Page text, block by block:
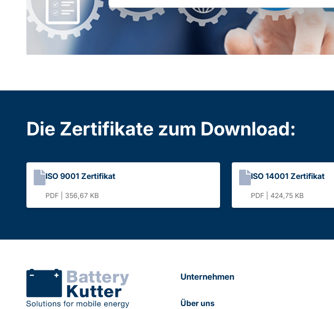
Die Zertifikate zum Download:
ISO 9001 Zertifikat
PDF | 356,67 KB
ISO 14001 Zertifikat
PDF | 424,75 KB
Unternehmen
Über uns